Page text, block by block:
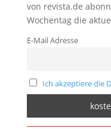
von revista.de
Wochentag die
E-Mail Adresse
Ich akzeptiere die